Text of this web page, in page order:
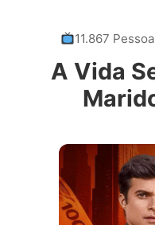
11.867
A Vida